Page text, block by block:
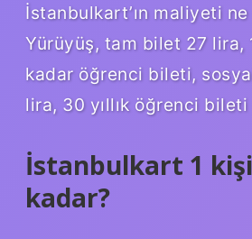
İstanbulkart’ın maliyeti
Yürüyüş, tam bilet 27 lira,
kadar öğrenci bileti,
lira, 30 yıllık öğrenci bileti
İstanbulkart 1
kadar?